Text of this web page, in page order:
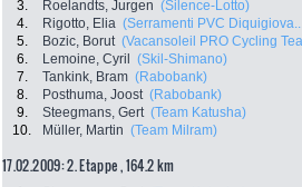
3.
Roelandts, Jurgen (Silence-Lotto)
4.
Rigotto, Elia (Serramenti PVC
5.
Bozic, Borut (Vacansoleil PRO Cycling
6.
Lemoine, Cyril (Skil-Shimano)
7.
Tankink, Bram (Rabobank)
8.
Posthuma, Joost (Rabobank)
9.
Steegmans, Gert (Team Katusha)
10.
Müller, Martin (Team Milram)
17.02.2009: 2. Etappe , 164.2 km